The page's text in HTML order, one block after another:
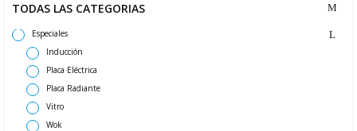
TODAS LAS CATEGORIAS
Especiales
Inducción
Placa Eléctrica
Placa Radiante
Vitro
Wok